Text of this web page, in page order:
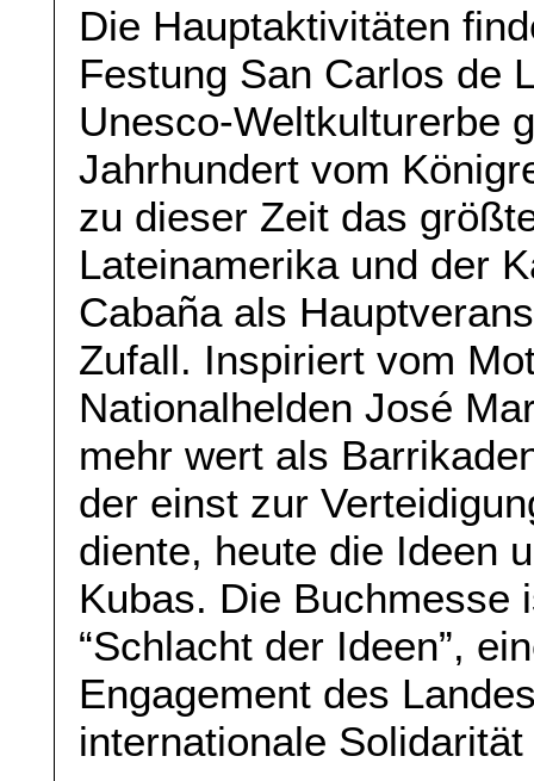
Die Hauptaktivitäten
Festung San Carlos de
Unesco-Weltkulturerbe
Jahrhundert vom
zu dieser Zeit das
Lateinamerika und der
Cabaña als
Zufall. Inspiriert vom
Nationalhelden José
mehr wert als
der einst zur
diente, heute die Ideen
Kubas. Die Buchmesse
“Schlacht der Ideen”,
Engagement des
internationale